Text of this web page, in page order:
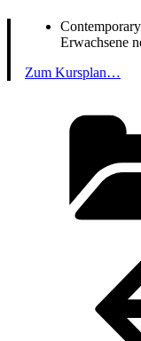
Erwachsene
Zum Kursplan…